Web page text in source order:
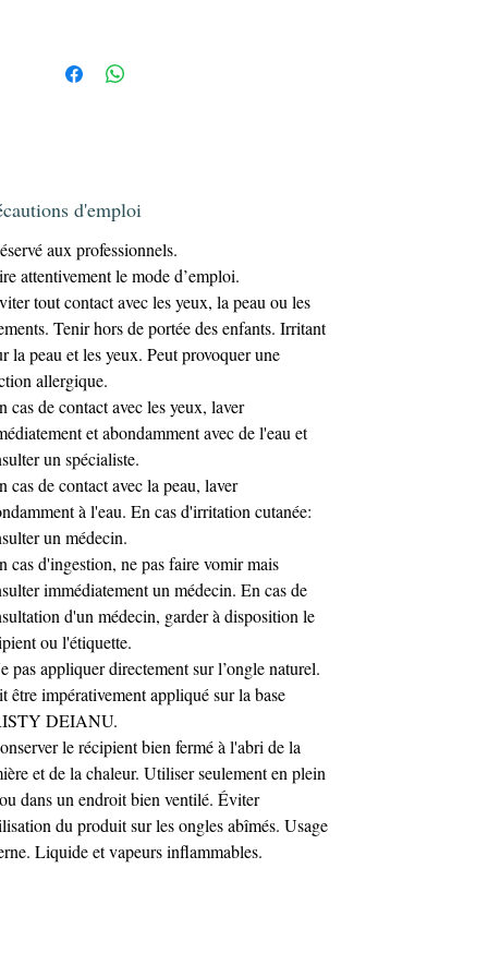
miroir sans résidu collant.
✔ Sublime les nudes, noirs et babyboomers
✔ Formule professionnelle sans HEMA &
sans TPO
✔ Finition miroir No Wipe
✔ Gain de temps en salon
Un indispensable pour les prothésistes
ongulaires souhaitant proposer untop coat
rouge translucide effet glass moderne et
impactant .
Effet & Résultat
Le top coat rouge glass translucide :
Crée un effet “red glass” profond
Donne une dimension couture à une pose
nude
Intensifie un noir
Apporte un effet sophistiqué sur
babyboomer
Offre un rendu lumineux et audacieux
Il modifie la tonalité tout en conservant
transparence et profondeur.
Caractéristiques techniques
Teinte : Rouge translucide effet glass
Finition : Ultra brillante effet miroir
Texture : Fluide, auto-égalisante
No Wipe (sans résidu collant)
Sans HEMA
Sans TPO
d'emploi
aux professionnels.
attentivement le mode d’emploi.
tout contact avec les yeux, la peau ou les
Tenir hors de portée des enfants. Irritant
la peau et les yeux. Peut provoquer une
allergique.
cas de contact avec les yeux, laver
et abondamment avec de l'eau et
un spécialiste.
cas de contact avec la peau, laver
à l'eau. En cas d'irritation cutanée:
un médecin.
cas d'ingestion, ne pas faire vomir mais
immédiatement un médecin. En cas de
d'un médecin, garder à disposition le
ou l'étiquette.
pas appliquer directement sur l’ongle naturel.
être impérativement appliqué sur la base
DEIANU.
le récipient bien fermé à l'abri de la
et de la chaleur. Utiliser seulement en plein
dans un endroit bien ventilé. Éviter
du produit sur les ongles abîmés. Usage
Liquide et vapeurs inflammables.